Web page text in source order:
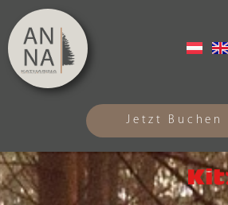
Jetzt Buchen